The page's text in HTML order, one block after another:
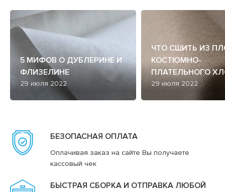
5 МИФОВ О ДУБЛЕРИНЕ И
ФЛИЗЕЛИНЕ
29 июля 2022
ЧТО СШИТЬ ИЗ
КОСТЮМНО-
ПЛАТЕЛЬНОГО
29 июля 2022
БЕЗОПАСНАЯ ОПЛАТА
Оплачивая заказ на сайте Вы получаете
кассовый чек
БЫСТРАЯ СБОРКА И ОТПРАВКА ЛЮБОЙ